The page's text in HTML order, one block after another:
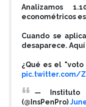
Analizamos
econométricos
Cuando se
desaparece. Aquí
¿Qué es el "voto
pic.twitter.com/
— Instituto
(@InsPenPro)